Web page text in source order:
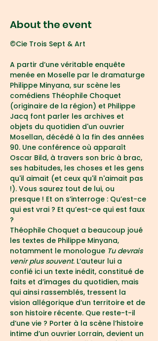
About the event
©Cie Trois Sept & Art
A partir d’une véritable enquête
menée en Moselle par le dramaturge
Philippe Minyana, sur scène les
comédiens Théophile Choquet
(originaire de la région) et Philippe
Jacq font parler les archives et
objets du quotidien d'un ouvrier
Mosellan, décédé à la fin des années
90. Une conférence où apparaît
Oscar Bild, à travers son bric à brac,
ses habitudes, les choses et les gens
qu'il aimait (et ceux qu'il n'aimait pas
!). Vous saurez tout de lui, ou
presque ! Et on s’interroge : Qu’est-ce
qui est vrai ? Et qu’est-ce qui est faux
?
Théophile Choquet a beaucoup joué
les textes de Philippe Minyana,
notamment le monologue Tu devrais
venir plus souvent. L’auteur lui a
confié ici un texte inédit, constitué de
faits et d’images du quotidien, mais
qui ainsi rassemblés, tressent la
vision allégorique d’un territoire et de
son histoire récente. Que reste-t-il
d’une vie ? Porter à la scène l’histoire
intime d’un ouvrier Lorrain, devient un